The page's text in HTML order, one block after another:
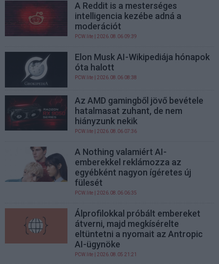
A Reddit is a mesterséges
intelligencia kezébe adná a
moderációt
PCW.lite | 2026.08.06 09:39
Elon Musk AI-Wikipediája hónapok
óta halott
PCW.lite | 2026.08.06 08:38
Az AMD gamingből jövő bevétele
hatalmasat zuhant, de nem
hiányzunk nekik
PCW.lite | 2026.08.06 07:36
A Nothing valamiért AI-
emberekkel reklámozza az
egyébként nagyon ígéretes új
fülesét
PCW.lite | 2026.08.06 06:35
Álprofilokkal próbált embereket
átverni, majd megkísérelte
eltüntetni a nyomait az Antropic
AI-ügynöke
PCW.lite | 2026.08.05 21:21